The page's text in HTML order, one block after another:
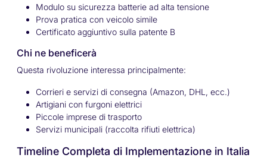
Modulo su sicurezza batterie ad alta tensione
Prova pratica con veicolo simile
Certificato aggiuntivo sulla patente B
Chi ne beneficerà
Questa rivoluzione interessa principalmente:
Corrieri e servizi di consegna (Amazon, DHL, ecc.)
Artigiani con furgoni elettrici
Piccole imprese di trasporto
Servizi municipali (raccolta rifiuti elettrica)
Timeline Completa di Implementazione in Italia